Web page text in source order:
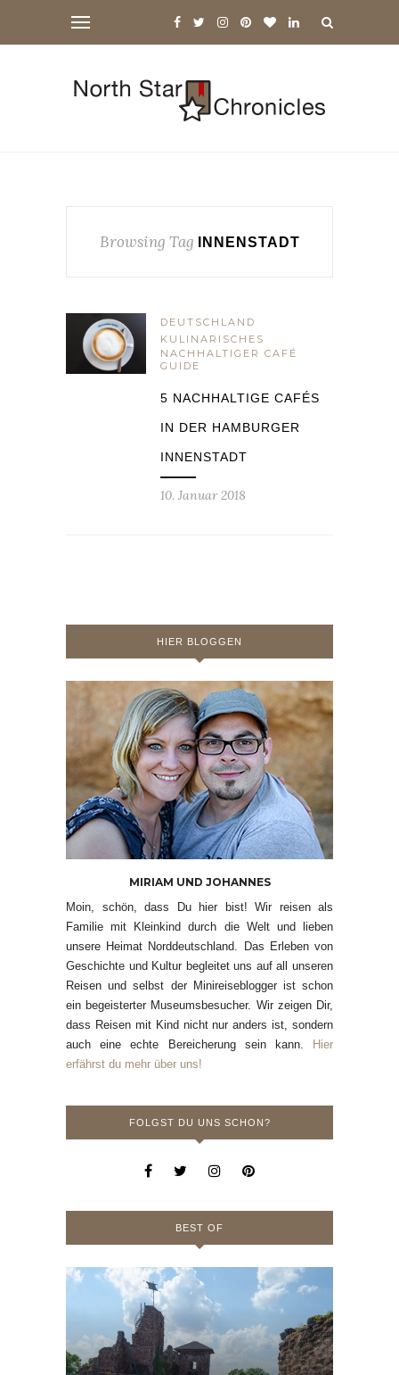
Browsing Tag INNENSTADT
DEUTSCHLAND
KULINARISCHES
NACHHALTIGER CAFÉ
GUIDE
5 NACHHALTIGE CAFÉS
IN DER HAMBURGER
INNENSTADT
10. Januar 2018
HIER BLOGGEN
MIRIAM UND JOHANNES
Moin, schön, dass Du hier bist! Wir reisen als
Familie mit Kleinkind durch die Welt und lieben
unsere Heimat Norddeutschland. Das Erleben von
Geschichte und Kultur begleitet uns auf all unseren
Reisen und selbst der Minireiseblogger ist schon
ein begeisterter Museumsbesucher. Wir zeigen Dir,
dass Reisen mit Kind nicht nur anders ist, sondern
auch eine echte Bereicherung sein kann.
Hier
erfährst du mehr über uns!
FOLGST DU UNS SCHON?
BEST OF